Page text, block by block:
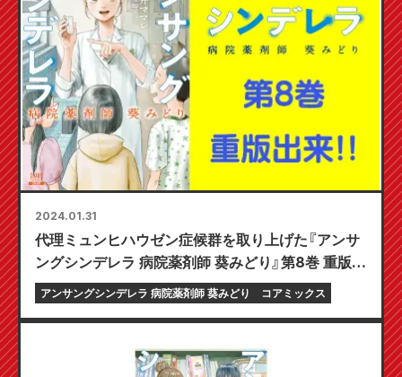
2024.01.31
代理ミュンヒハウゼン症候群を取り上げた『アンサ
ングシンデレラ 病院薬剤師 葵みどり』第8巻 重版出
来！
アンサングシンデレラ 病院薬剤師 葵みどり コアミックス